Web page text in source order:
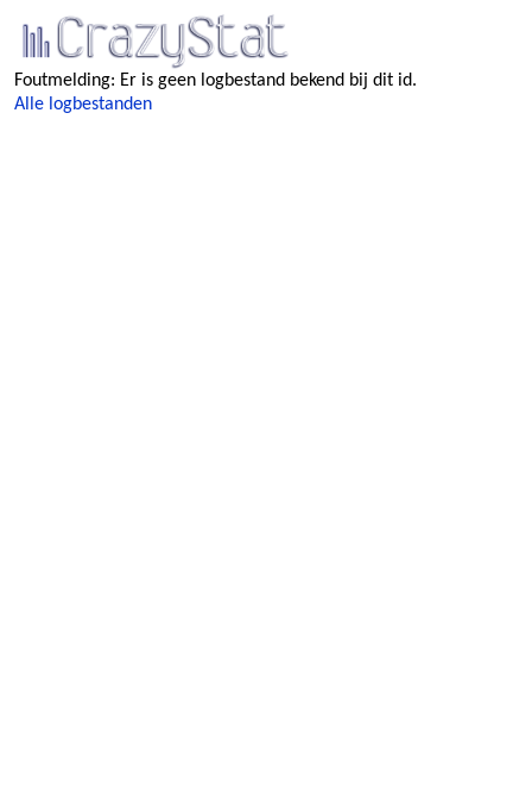
Foutmelding: Er is geen logbestand bekend bij dit id.
Alle logbestanden